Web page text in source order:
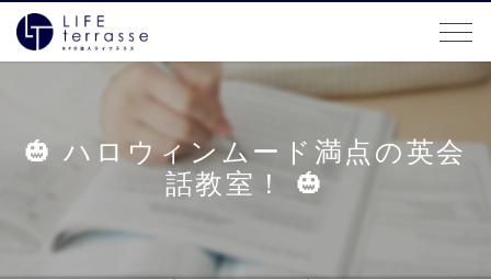
🎃 ハロウィンムード満点の英会
話教室！ 🎃